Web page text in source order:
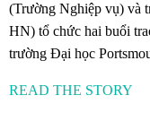
(Trường Nghiệp vụ) và
HN) tổ chức hai buổi
trường Đại học
READ THE STORY